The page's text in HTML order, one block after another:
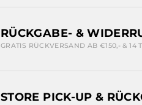
RÜCKGABE- &
GRATIS RÜCKVERSAND AB €150,- & 14
STORE PICK-UP &